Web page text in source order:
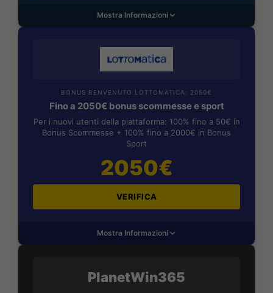
Mostra Informazioni
BONUS BENVENUTO LOTTOMATICA: 2050€
Fino a 2050€ bonus scommesse e sport
Per i nuovi utenti della piattaforma: 100% fino a 50€ in
Bonus Scommesse + 100% fino a 2000€ in Bonus
Sport
2050€
VERIFICA
Mostra Informazioni
PlanetWin365